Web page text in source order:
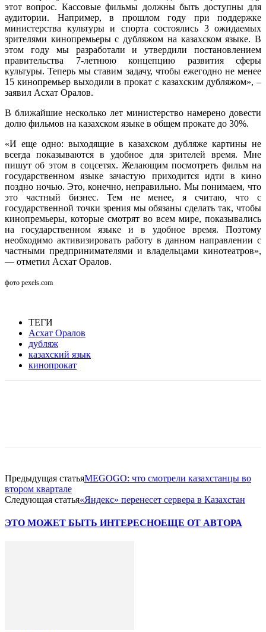
этот вопрос. Кассовые фильмы должны быть доступны для
аудитории. Например, в прошлом году при поддержке
министерства культуры и спорта состоялись 3 ожидаемых
зрителями кинопремьеры с дубляжом на казахском языке. В
этом году мы разработали и утвердили постановлением
правительства 7-летнюю концепцию развития сферы
культуры. Теперь мы ставим задачу, чтобы ежегодно не менее
15 кинопремьер выходили в прокат с казахским дубляжом», –
заявил Асхат Оралов.
В ближайшие несколько лет министерство намерено довести
долю фильмов на казахском языке в общем прокате до 30%.
«И еще одно: выходящие в казахском дубляже картины не
всегда показываются в удобное для зрителей время. Мне
пишут об этом в соцсетях. Желающим посмотреть фильм на
государственном языке зачастую приходится идти в кино
поздно ночью. Это, конечно, неправильно. Мы понимаем, что
это частный бизнес. Тем не менее, я считаю, что с
государственной точки зрения мы обязаны сделать так, чтобы
кинопремьеры, которые смотрят во всем мире, показывались
на государственном языке и в удобное время. Поэтому
необходимо активизировать работу в данном направлении с
частными предпринимателями и владельцами кинотеатров»,
— отметил Асхат Оралов.
фото pexels.com
ТЕГИ
Асхат Оралов
дубляж
казахский язык
кинопрокат
Предыдущая статьяMEGOGO: что смотрели казахстанцы во
втором квартале
Следующая статья«Яндекс» перенесет сервера в Казахстан
ЭТО МОЖЕТ БЫТЬ ИНТЕРЕСНОЕЩЕ ОТ АВТОРА